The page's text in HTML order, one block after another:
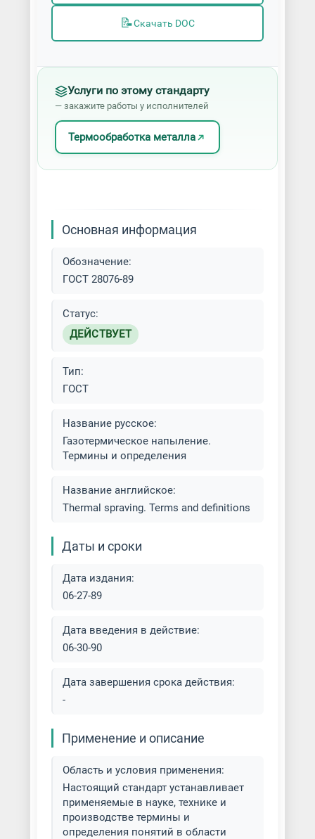
📝Скачать DOC
Услуги по этому стандарту
— закажите работы у исполнителей
Термообработка металла
Основная информация
Обозначение:
ГОСТ 28076-89
Статус:
ДЕЙСТВУЕТ
Тип:
ГОСТ
Название русское:
Газотермическое напыление.
Термины и определения
Название английское:
Thermal spraving. Terms and definitions
Даты и сроки
Дата издания:
06-27-89
Дата введения в действие:
06-30-90
Дата завершения срока действия:
-
Применение и описание
Область и условия применения:
Настоящий стандарт устанавливает
применяемые в науке, технике и
производстве термины и
определения понятий в области